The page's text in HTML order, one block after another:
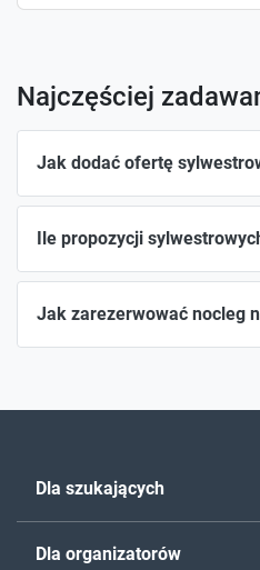
Najczęściej
Jak dodać ofertę
Ile propozycji
Jak zarezerwować nocleg
Dla szukających
Dla organizatorów